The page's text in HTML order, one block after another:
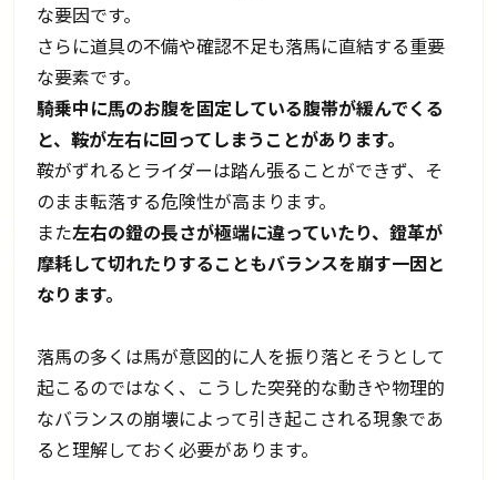
な要因です。
さらに道具の不備や確認不足も落馬に直結する重要
な要素です。
騎乗中に馬のお腹を固定している腹帯が緩んでくる
と、鞍が左右に回ってしまうことがあります。
鞍がずれるとライダーは踏ん張ることができず、そ
のまま転落する危険性が高まります。
また左右の鐙の長さが極端に違っていたり、鐙革が
摩耗して切れたりすることもバランスを崩す一因と
なります。
落馬の多くは馬が意図的に人を振り落とそうとして
起こるのではなく、こうした突発的な動きや物理的
なバランスの崩壊によって引き起こされる現象であ
ると理解しておく必要があります。